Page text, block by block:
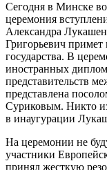
Сегодня в Минске
церемония
Александра
Григорьевич примет
государства. В
иностранных
представительств
представлена
Суриковым. Никто
в инаугурации
На церемонии не
участники
принял жесткую